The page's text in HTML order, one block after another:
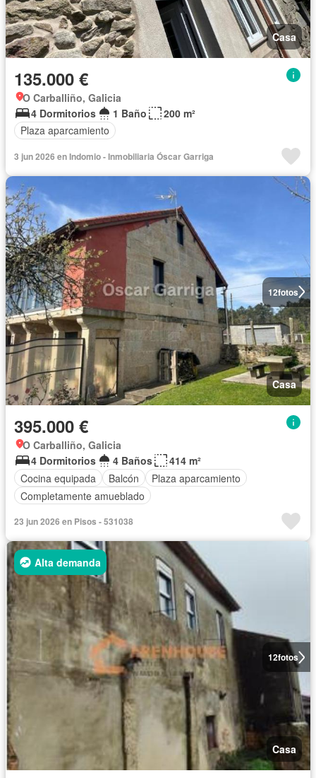
Casa
135.000 €
O Carballiño, Galicia
4 Dormitorios
1 Baño
200 m²
Plaza aparcamiento
3 jun 2026 en Indomio - Inmobiliaria Óscar Garriga
12fotos
Casa
395.000 €
O Carballiño, Galicia
4 Dormitorios
4 Baños
414 m²
Cocina equipada
Balcón
Plaza aparcamiento
Completamente amueblado
23 jun 2026 en Pisos - 531038
12fotos
Alta demanda
Casa